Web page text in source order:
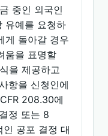
중인 외국인
유예를 요청하
게 돌아갈 경우
움을 표명할
을 제공하고
항을 신청인에
208.30에
정 또는 8
공포 결정 대